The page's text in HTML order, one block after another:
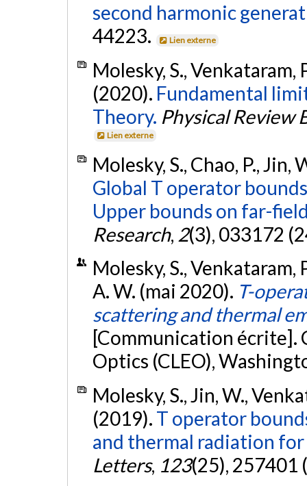
second harmonic
44223.
Lien externe
Molesky, S., Venkataram,
(2020). Fundamental
Theory. Physical Review
Lien externe
Molesky, S., Chao, P., Jin,
Global T operator
Upper bounds on far-
Research, 2(3), 033172
Molesky, S., Venkataram,
A. W. (mai 2020). T-
scattering and thermal
[Communication écrite].
Optics (CLEO),
Molesky, S., Jin, W.,
(2019). T operator
and thermal radiation
Letters, 123(25), 257401